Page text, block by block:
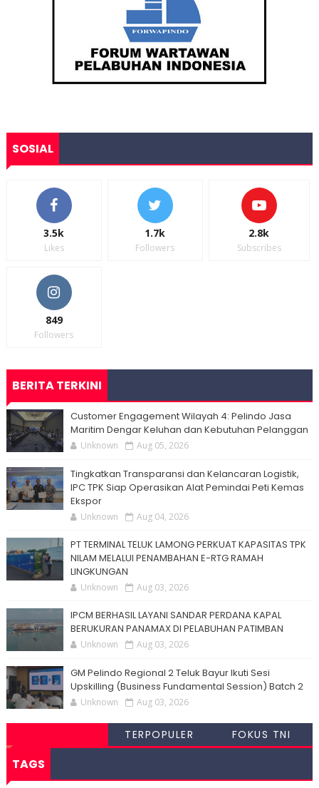
SOSIAL
3.5k
Likes
1.7k
Followers
2.8k
Subscribes
849
Followers
BERITA TERKINI
Customer Engagement Wilayah 4: Pelindo Jasa
Maritim Dengar Keluhan dan Kebutuhan Pelanggan
Unknown Aug 05, 2026
Tingkatkan Transparansi dan Kelancaran Logistik,
IPC TPK Siap Operasikan Alat Pemindai Peti Kemas
Ekspor
Unknown Aug 04, 2026
PT TERMINAL TELUK LAMONG PERKUAT KAPASITAS TPK
NILAM MELALUI PENAMBAHAN E-RTG RAMAH
LINGKUNGAN
Unknown Aug 03, 2026
IPCM BERHASIL LAYANI SANDAR PERDANA KAPAL
BERUKURAN PANAMAX DI PELABUHAN PATIMBAN
Unknown Aug 03, 2026
GM Pelindo Regional 2 Teluk Bayur Ikuti Sesi
Upskilling (Business Fundamental Session) Batch 2
Unknown Aug 03, 2026
TERPOPULER FOKUS TNI
TAGS